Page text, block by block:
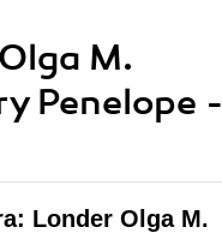
M.
Penelope -
Londer Olga M.